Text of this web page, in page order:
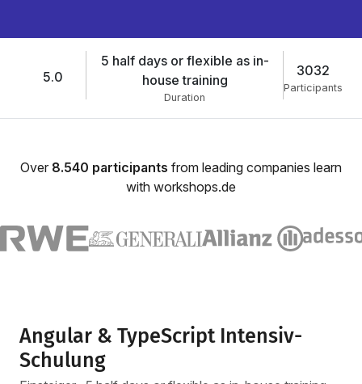
5.0
5 half days or flexible as in-
house training
Duration
3032
Participants
Over 8.540 participants from leading companies learn
with workshops.de
Angular & TypeScript Intensiv-
Schulung